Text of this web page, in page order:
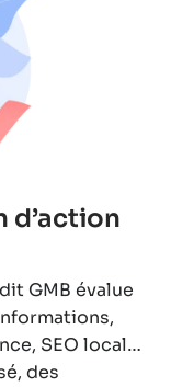
d’action
GMB évalue
SEO local…
des